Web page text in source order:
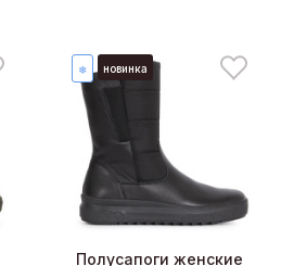
❄ новинка
Полусапоги женские